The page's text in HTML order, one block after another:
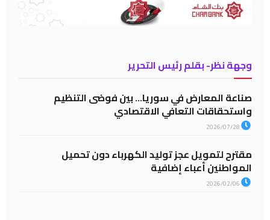
وجهة نظر- بقلم رئيس التحرير
صناعة المعارض في سوريا… بين فوضى التنظيم
واستحقاقات التعافي الاقتصادي
مقترح لتمويل عجز توليد الكهرباء دون تحميل
المواطنين أعباء إضافية